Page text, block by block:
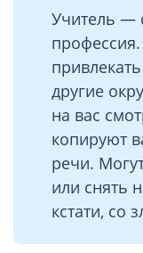
Учитель —
другие
на вас
копируют
речи.
или снять
кстати, со